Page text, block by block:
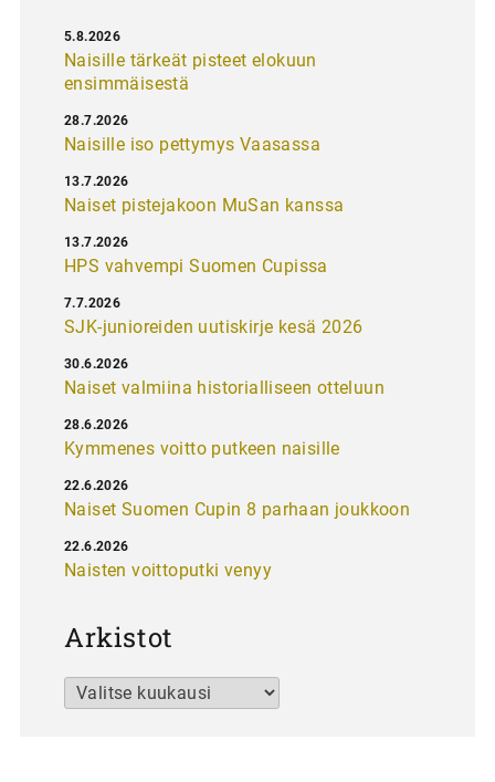
Naisille tärkeät pisteet elokuun
ensimmäisestä
5.8.2026
Naisille iso pettymys Vaasassa
28.7.2026
Naiset pistejakoon MuSan kanssa
13.7.2026
HPS vahvempi Suomen Cupissa
13.7.2026
SJK-junioreiden uutiskirje kesä 2026
7.7.2026
Naiset valmiina historialliseen otteluun
30.6.2026
Kymmenes voitto putkeen naisille
28.6.2026
Naiset Suomen Cupin 8 parhaan joukkoon
22.6.2026
Naisten voittoputki venyy
22.6.2026
Arkistot
Arkistot